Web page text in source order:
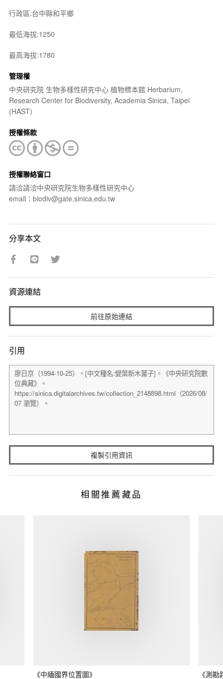
行政區:台中縣和平鄉
最低海拔:1250
最高海拔:1780
管理權
中央研究院 生物多樣性研究中心 植物標本館 Herbarium,
Research Center for Biodiversity, Academia Sinica, Taipei
(HAST)
授權條款
授權聯絡窗口
請洽請洽中央研究院生物多樣性研究中心
email：biodiv@gate.sinica.edu.tw
分享本文
資源連結
前往原始連結
引用
複製引用資訊
相關推薦藏品
《中緬國界位置圖》 《測